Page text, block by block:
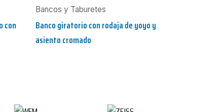
con
Bancos y Taburetes
Banco giratorio con rodaja de yoyo y
asiento cromado